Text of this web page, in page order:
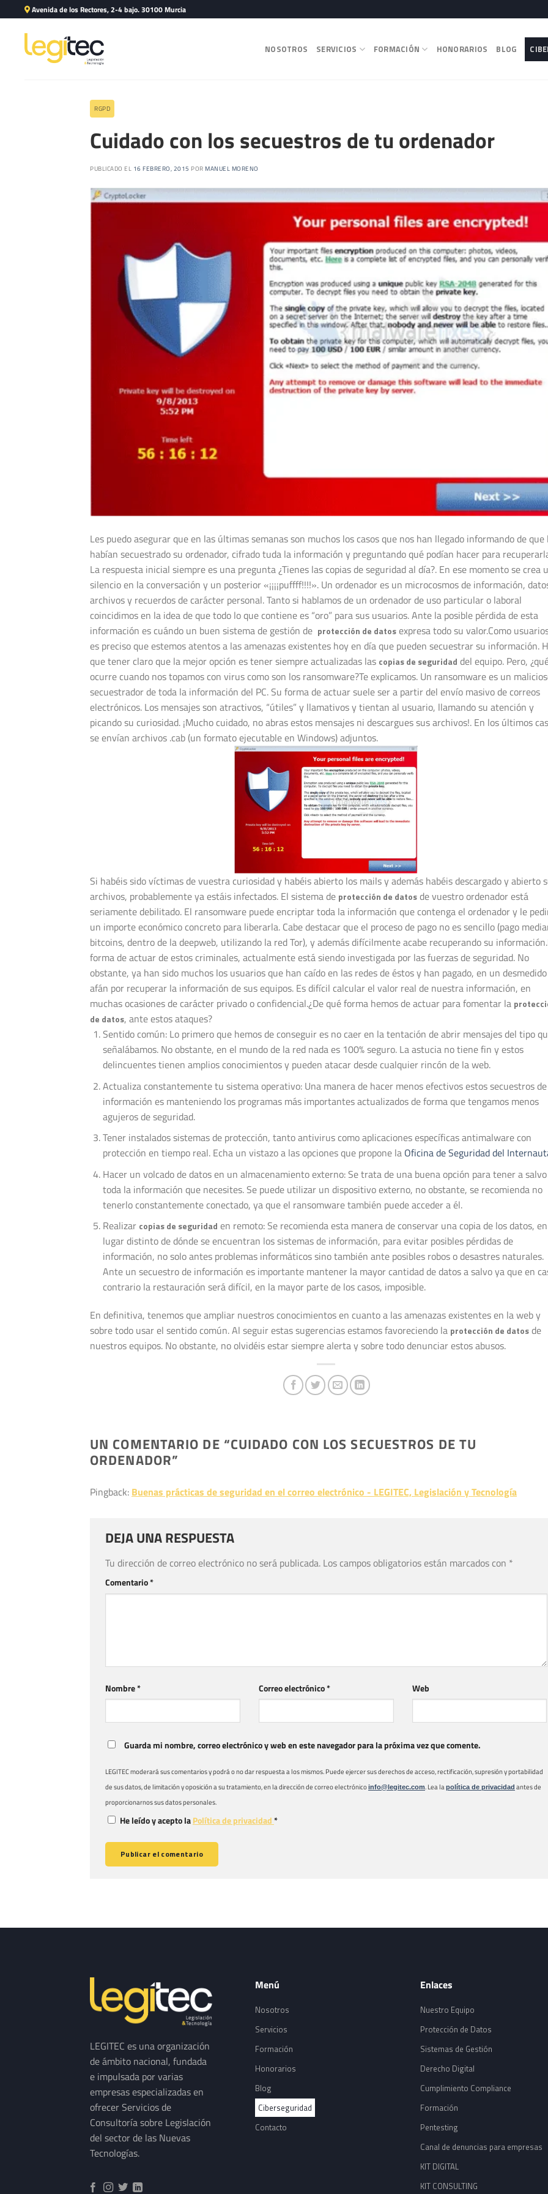
Avenida de los Rectores, 2-4 bajo. 30100 Murcia
NOSOTROS SERVICIOS FORMACIÓN HONORARIOS BLOG
RGPD
Cuidado con los secuestros de tu ordenador
PUBLICADO EL 16 FEBRERO, 2015 POR MANUEL MORENO
Les puedo asegurar que en las últimas semanas son muchos los casos que nos han llegado informando de que
habían secuestrado su ordenador, cifrado tuda la información y preguntando qué podían hacer para
La respuesta inicial siempre es una pregunta ¿Tienes las copias de seguridad al día?. En ese momento se crea
silencio en la conversación y un posterior «¡¡¡¡puffff!!!!». Un ordenador es un microcosmos de información,
archivos y recuerdos de carácter personal. Tanto si hablamos de un ordenador de uso particular o laboral
coincidimos en la idea de que todo lo que contiene es “oro” para sus usuarios. Ante la posible pérdida de esta
información es cuándo un buen sistema de gestión de protección de datosexpresa todo su valor.Como
es preciso que estemos atentos a las amenazas existentes hoy en día que pueden secuestrar su información.
que tener claro que la mejor opción es tener siempre actualizadas las copias de seguridad del equipo. Pero,
ocurre cuando nos topamos con virus como son los ransomware?Te explicamos. Un ransomware es un
secuestrador de toda la información del PC. Su forma de actuar suele ser a partir del envío masivo de correos
electrónicos. Los mensajes son atractivos, “útiles” y llamativos y tientan al usuario, llamando su atención y
picando su curiosidad. ¡Mucho cuidado, no abras estos mensajes ni descargues sus archivos!. En los últimos
se envían archivos .cab (un formato ejecutable en Windows) adjuntos.
Si habéis sido víctimas de vuestra curiosidad y habéis abierto los mails y además habéis descargado y abierto
archivos, probablemente ya estáis infectados. El sistema de protección de datosde vuestro ordenador está
seriamente debilitado. El ransomware puede encriptar toda la información que contenga el ordenador y le
un importe económico concreto para liberarla. Cabe destacar que el proceso de pago no es sencillo (pago
bitcoins, dentro de la deepweb, utilizando la red Tor), y además difícilmente acabe recuperando su
forma de actuar de estos criminales, actualmente está siendo investigada por las fuerzas de seguridad. No
obstante, ya han sido muchos los usuarios que han caído en las redes de éstos y han pagado, en un desmedido
afán por recuperar la información de sus equipos. Es difícil calcular el valor real de nuestra información, en
muchas ocasiones de carácter privado o confidencial.¿De qué forma hemos de actuar para fomentar la
de datos, ante estos ataques?
Sentido común: Lo primero que hemos de conseguir es no caer en la tentación de abrir mensajes del tipo
señalábamos. No obstante, en el mundo de la red nada es 100% seguro. La astucia no tiene fin y estos
delincuentes tienen amplios conocimientos y pueden atacar desde cualquier rincón de la web.
Actualiza constantemente tu sistema operativo: Una manera de hacer menos efectivos estos secuestros de
información es manteniendo los programas más importantes actualizados de forma que tengamos menos
agujeros de seguridad.
Tener instalados sistemas de protección, tanto antivirus como aplicaciones específicas antimalware con
protección en tiempo real. Echa un vistazo a las opciones que propone la Oficina de Seguridad del
Hacer un volcado de datos en un almacenamiento externo: Se trata de una buena opción para tener a salvo
toda la información que necesites. Se puede utilizar un dispositivo externo, no obstante, se recomienda no
tenerlo constantemente conectado, ya que el ransomware también puede acceder a él.
Realizar copias de seguridad en remoto: Se recomienda esta manera de conservar una copia de los datos,
lugar distinto de dónde se encuentran los sistemas de información, para evitar posibles pérdidas de
información, no solo antes problemas informáticos sino también ante posibles robos o desastres naturales.
Ante un secuestro de información es importante mantener la mayor cantidad de datos a salvo ya que en
contrario la restauración será difícil, en la mayor parte de los casos, imposible.
En definitiva, tenemos que ampliar nuestros conocimientos en cuanto a las amenazas existentes en la web y
sobre todo usar el sentido común. Al seguir estas sugerencias estamos favoreciendo la protección de datosde
nuestros equipos. No obstante, no olvidéis estar siempre alerta y sobre todo denunciar estos abusos.
UN COMENTARIO DE “CUIDADO CON LOS SECUESTROS DE TU
ORDENADOR”
Pingback: Buenas prácticas de seguridad en el correo electrónico - LEGITEC, Legislación y Tecnología
DEJA UNA RESPUESTA
Tu dirección de correo electrónico no será publicada. Los campos obligatorios están marcados con *
Comentario*
Nombre* Correo electrónico* Web
Guarda mi nombre, correo electrónico y web en este navegador para la próxima vez que comente.
LEGITEC moderará sus comentarios y podrá o no dar respuesta a los mismos. Puede ejercer sus derechos de acceso, rectificación, supresión y portabilidad
de sus datos, de limitación y oposición a su tratamiento, en la dirección de correo electrónicoinfo@legitec.com. Lea lapolítica de privacidad antes de
proporcionarnos sus datos personales.
He leído y acepto laPolítica de privacidad*
LEGITEC es una organización
de ámbito nacional, fundada
e impulsada por varias
empresas especializadas en
ofrecer Servicios de
Consultoría sobre Legislación
del sector de las Nuevas
Tecnologías.
Menú
Nosotros
Servicios
Formación
Honorarios
Blog
Ciberseguridad
Contacto
Enlaces
Nuestro Equipo
Protección de Datos
Sistemas de Gestión
Derecho Digital
Cumplimiento Compliance
Formación
Pentesting
Canal de denuncias para empresas
KIT DIGITAL
KIT CONSULTING